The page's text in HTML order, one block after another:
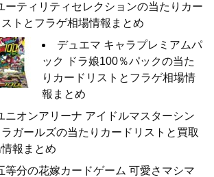
ーティリティセレクションの当たりカー
ストとフラゲ相場情報まとめ
デュエマ キャラプレミアムパ
ック ドラ娘100％パックの当た
りカードリストとフラゲ相場情
報まとめ
ニオンアリーナ アイドルマスターシン
ガールズの当たりカードリストと買取
報まとめ
等分の花嫁カードゲーム 可愛さマシマ